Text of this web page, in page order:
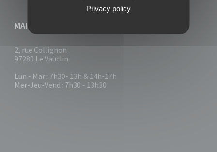
MAIRIE DU VAUCLIN
2, rue Collignon
97280 Le Vauclin
Lun - Mar : 7h30- 13h & 14h-17h
Mer-Jeu-Vend : 7h30 - 13h30
Privacy policy